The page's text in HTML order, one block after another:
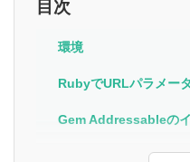
目次
環境
RubyでURLパラメー
Gem Addressableの